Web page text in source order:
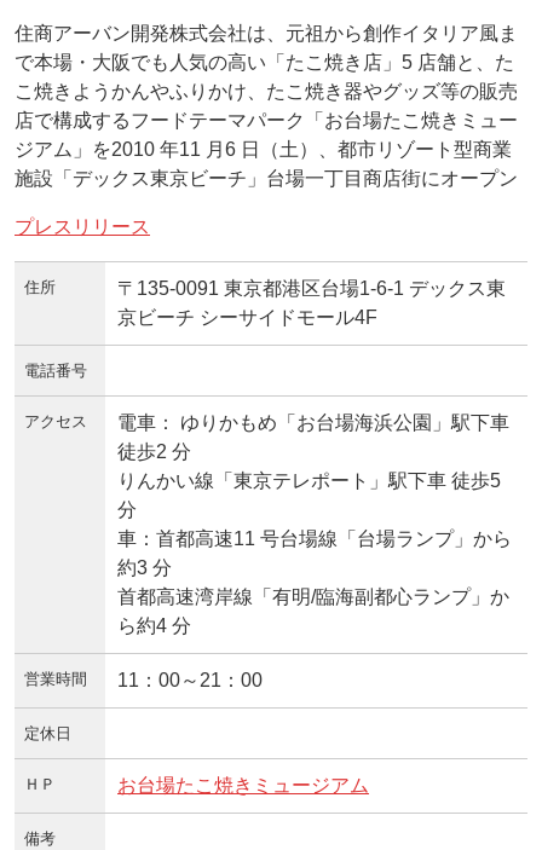
住商アーバン開発株式会社は、元祖から創作イタリア風ま
で本場・大阪でも人気の高い「たこ焼き店」5 店舗と、た
こ焼きようかんやふりかけ、たこ焼き器やグッズ等の販売
店で構成するフードテーマパーク「お台場たこ焼きミュー
ジアム」を2010 年11 月6 日（土）、都市リゾート型商業
施設「デックス東京ビーチ」台場一丁目商店街にオープン
プレスリリース
住所
〒135-0091 東京都港区台場1-6-1 デックス東
京ビーチ シーサイドモール4F
電話番号
アクセス
電車： ゆりかもめ「お台場海浜公園」駅下車
徒歩2 分
りんかい線「東京テレポート」駅下車 徒歩5
分
車：首都高速11 号台場線「台場ランプ」から
約3 分
首都高速湾岸線「有明/臨海副都心ランプ」か
ら約4 分
営業時間 11：00～21：00
定休日
ＨＰ お台場たこ焼きミュージアム
備考